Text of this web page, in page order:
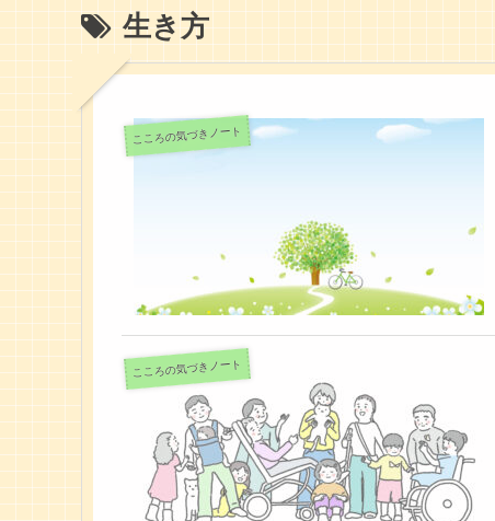
生き方
こころの気づきノート
こころの気づきノート